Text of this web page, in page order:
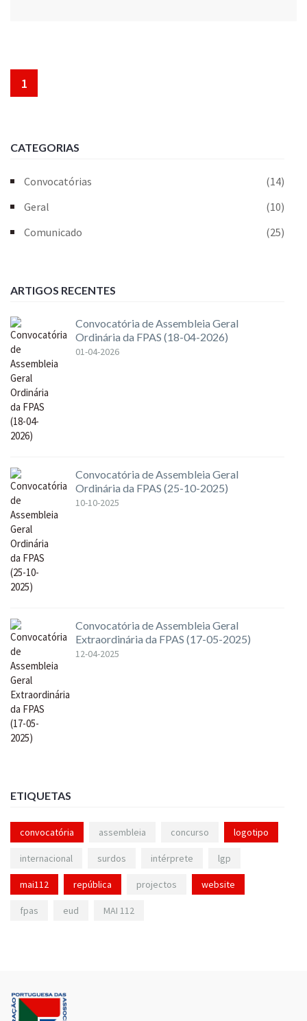
1
CATEGORIAS
Convocatórias
(14)
Geral
(10)
Comunicado
(25)
ARTIGOS RECENTES
Convocatória de Assembleia Geral
Ordinária da FPAS (18-04-2026)
01-04-2026
Convocatória de Assembleia Geral
Ordinária da FPAS (25-10-2025)
10-10-2025
Convocatória de Assembleia Geral
Extraordinária da FPAS (17-05-2025)
12-04-2025
ETIQUETAS
convocatória assembleia concurso logotipo
internacional surdos intérprete lgp
mai112 república projectos website
fpas eud MAI 112